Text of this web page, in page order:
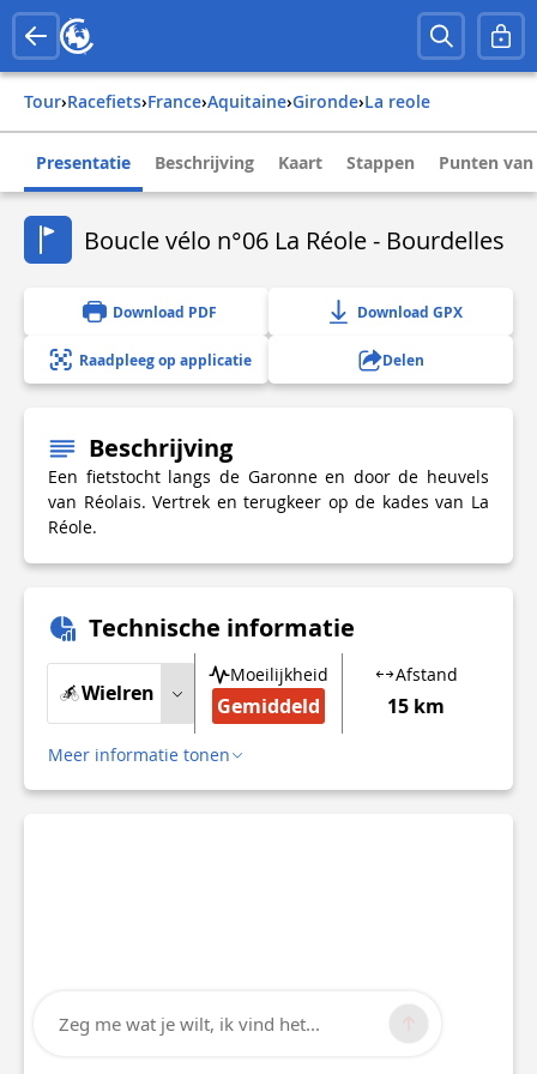
Tour› Racefiets› france› aquitaine› gironde› la reole
Presentatie Beschrijving Kaart Stappen Punten
Boucle vélo n°06 La Réole - Bourdelles
Download PDF Download GPX
Raadpleeg op applicatie Delen
Beschrijving
Een fietstocht langs de Garonne en door de heuvels
van Réolais. Vertrek en terugkeer op de kades van La
Réole.
Technische informatie
Wielren
Moeilijkheid
Gemiddeld
Afstand
15 km
Meer informatie tonen
Zeg me wat je wilt, ik vind het...